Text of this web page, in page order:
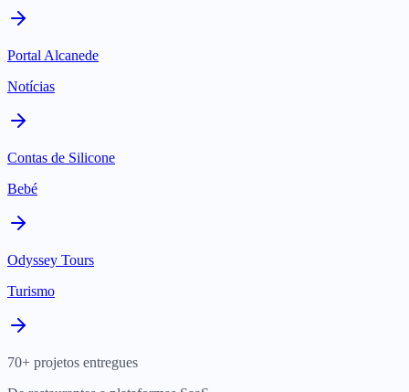
Portal Alcanede
Notícias
Contas de Silicone
Bebé
Odyssey Tours
Turismo
70+ projetos entregues